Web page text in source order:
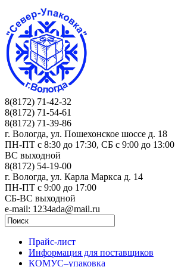
8(8172) 71-42-32
8(8172) 71-54-61
8(8172) 71-39-86
г. Вологда, ул. Пошехонское шоссе д. 18
ПН-ПТ c 8:30 до 17:30, СБ с 9:00 до 13:00
ВС выходной
8(8172) 54-19-00
г. Вологда, ул. Карла Маркса д. 14
ПН-ПТ c 9:00 до 17:00
СБ-ВС выходной
e-mail: 1234ada@mail.ru
Прайс-лист
Информация для поставщиков
КОМУС–упаковка